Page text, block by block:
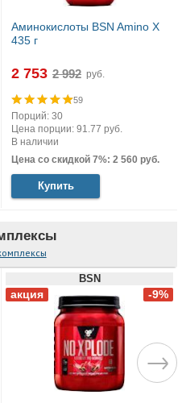
Аминокислоты BSN Amino X
435 г
2 753 руб.
59
Порций: 30
Цена порции: 91.77 руб.
В наличии
Цена со скидкой 7%: 2 560 руб.
Купить
BSN